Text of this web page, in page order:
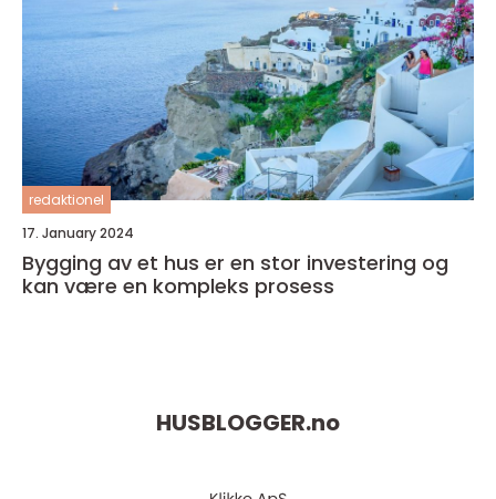
redaktionel
17. January 2024
Bygging av et hus er en stor investering og
kan være en kompleks prosess
HUSBLOGGER.no